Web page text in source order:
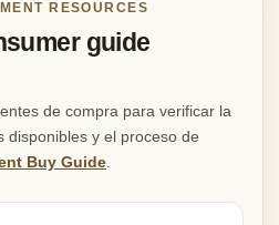
RESOURCES
guide
de compra para verificar la
disponibles y el proceso de
Buy Guide